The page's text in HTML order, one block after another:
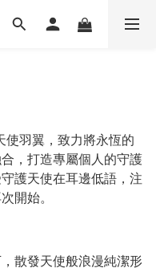
使羽翼，致力將永恆的
，打造專屬個人的守護
護天使在耳邊低語，注
開始。
散發天使般浪漫純潔形